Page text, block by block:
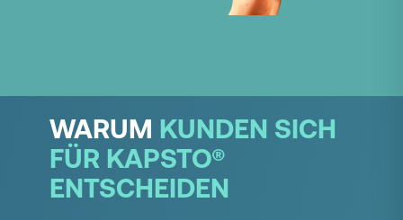
WARUM KUNDEN SICH
FÜR KAPSTO®
ENTSCHEIDEN